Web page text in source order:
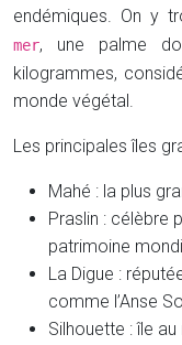
endémiques. On y
mer, une palme
kilogrammes,
monde végétal.
Les principales îles
Mahé : la plus
Praslin : célèbre
patrimoine
La Digue :
comme l’Anse
Silhouette : île